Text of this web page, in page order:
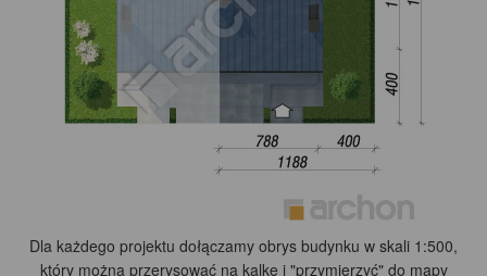
Dla każdego projektu dołączamy obrys budynku w skali 1:500,
który można przerysować na kalkę i "przymierzyć" do mapy